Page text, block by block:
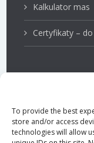
To provide the best
store and/or access
technologies will allow
Kalkulator mas
Certyfikaty –
Pręty z